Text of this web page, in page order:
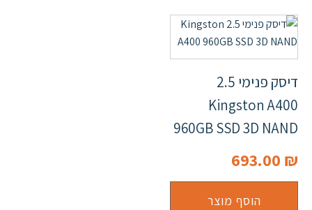
דיסק פנימי 2.5
Kingston A400
960GB SSD 3D NAND
693.00 ₪
הוסף מוצר